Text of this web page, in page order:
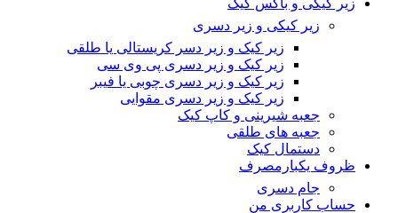
زیر کیکی و باکس کیک
زیر کیکی و زیر دسری
زیر کیک و زیر دسر کریستالی یا طلقی
زیر کیک و زیر دسری پی وی سی
زیر کیک و زیر دسری چوبی یا فیبر
زیر کیک و زیر دسری مقوایی
جعبه شیرینی و کاپ کیک
جعبه های طلقی
دستمال کیک
ظروف یکبارمصرف
جام دسری
حساب کاربری من